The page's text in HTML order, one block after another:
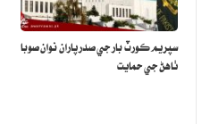
سپريم ڪورٽ بار جي صدر پاران نوان صوبا
ٺاهڻ جي حمايت